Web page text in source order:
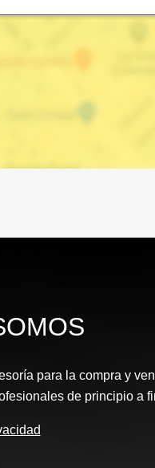
para la compra y
de principio a